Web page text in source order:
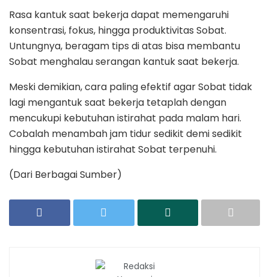
Rasa kantuk saat bekerja dapat memengaruhi
konsentrasi, fokus, hingga produktivitas Sobat.
Untungnya, beragam tips di atas bisa membantu
Sobat menghalau serangan kantuk saat bekerja.
Meski demikian, cara paling efektif agar Sobat tidak
lagi mengantuk saat bekerja tetaplah dengan
mencukupi kebutuhan istirahat pada malam hari.
Cobalah menambah jam tidur sedikit demi sedikit
hingga kebutuhan istirahat Sobat terpenuhi.
(Dari Berbagai Sumber)